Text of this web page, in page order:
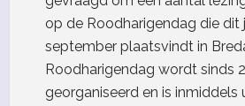
op de Roodharigendag die dit
september plaatsvindt in
Roodharigendag wordt sinds
georganiseerd en is